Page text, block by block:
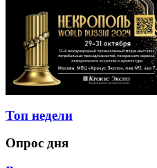
Топ недели
Опрос дня